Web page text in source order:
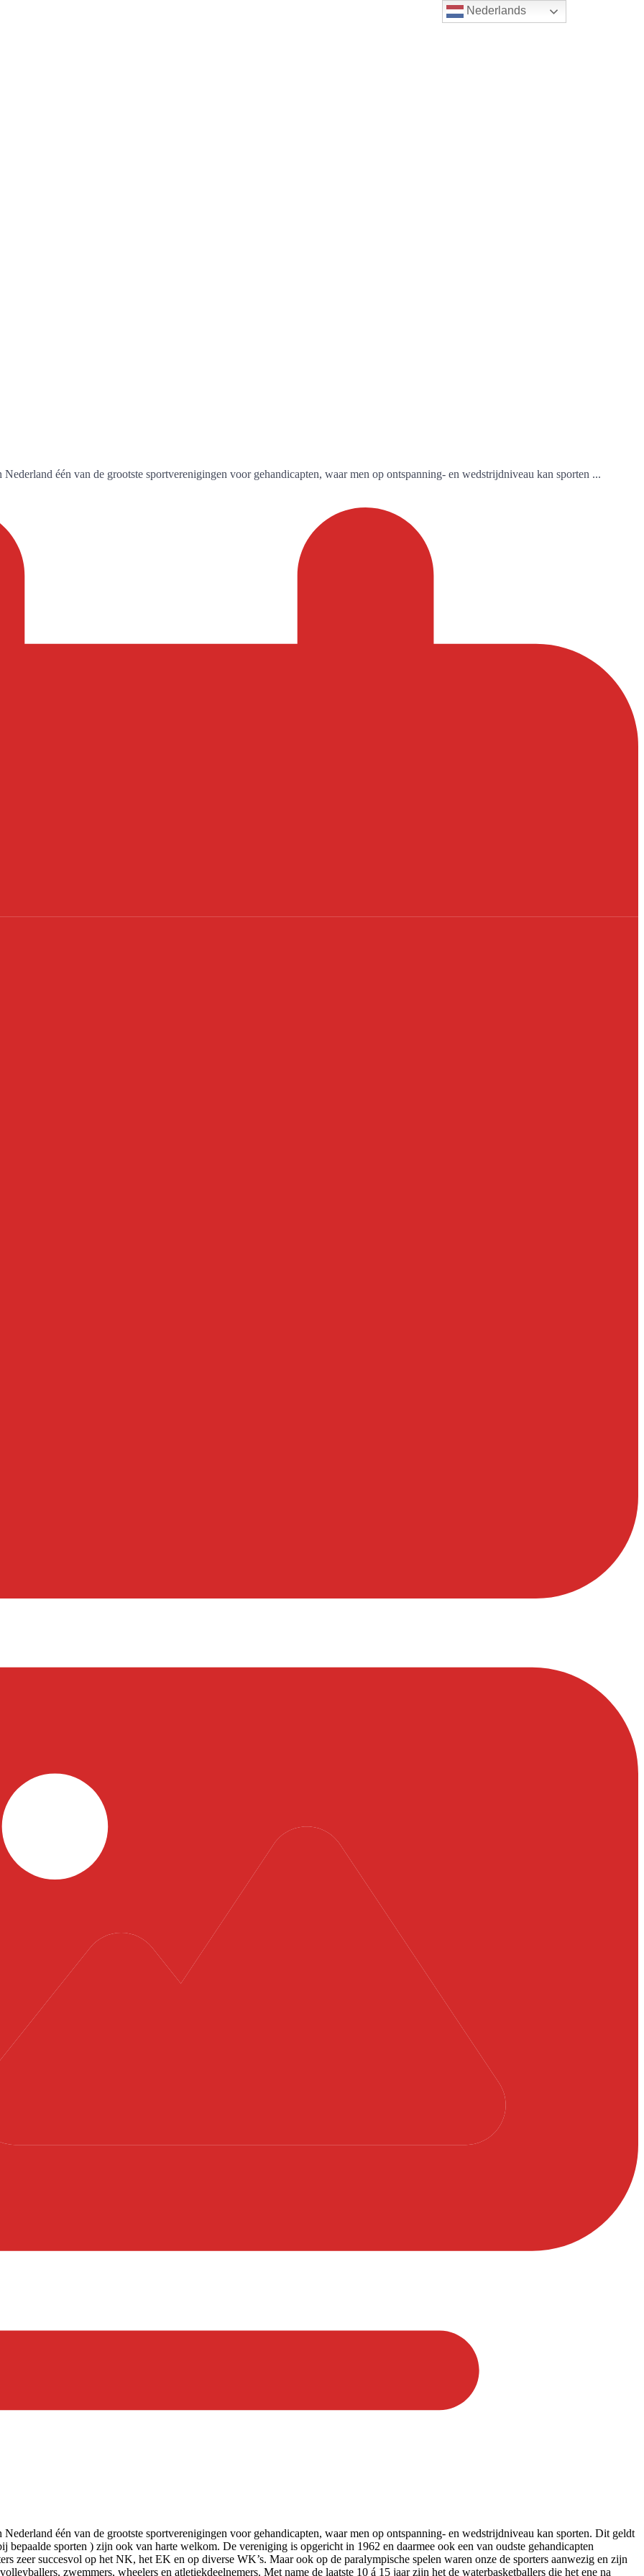
Nederlands
één van de grootste sportverenigingen voor gehandicapten, waar men op ontspanning- en wedstrijdniveau kan sporten ...
één van de grootste sportverenigingen voor gehandicapten, waar men op ontspanning- en wedstrijdniveau kan sporten. Dit geldt
bepaalde sporten ) zijn ook van harte welkom. De vereniging is opgericht in 1962 en daarmee ook een van oudste gehandicapten
zeer succesvol op het NK, het EK en op diverse WK’s. Maar ook op de paralympische spelen waren onze de sporters aanwezig en zijn
zwemmers, wheelers en atletiekdeelnemers. Met name de laatste 10 á 15 jaar zijn het de waterbasketballers die het ene na